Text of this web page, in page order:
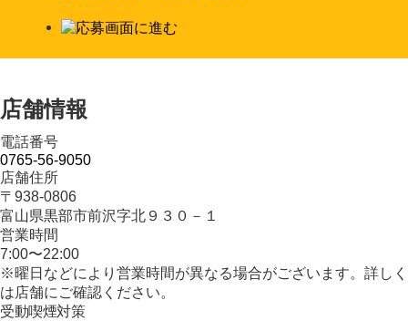
店舗情報
電話番号
0765-56-9050
店舗住所
〒938-0806
富山県黒部市前沢字北９３０－１
営業時間
7:00〜22:00
※曜日などにより営業時間が異なる場合がございます。詳しく
は店舗にご確認ください。
受動喫煙対策